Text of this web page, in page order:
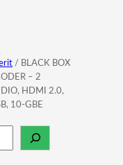
/ BLACK BOX
– 2
HDMI 2.0,
10-GBE